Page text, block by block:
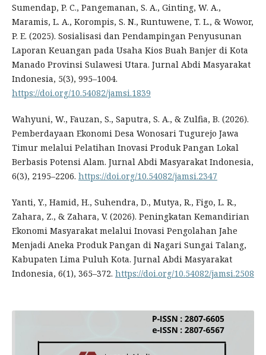
Sumendap, P. C., Pangemanan, S. A., Ginting, W. A.,
Maramis, L. A., Korompis, S. N., Runtuwene, T. L., & Wowor,
P. E. (2025). Sosialisasi dan Pendampingan Penyusunan
Laporan Keuangan pada Usaha Kios Buah Banjer di Kota
Manado Provinsi Sulawesi Utara. Jurnal Abdi Masyarakat
Indonesia, 5(3), 995–1004.
https://doi.org/10.54082/jamsi.1839
Wahyuni, W., Fauzan, S., Saputra, S. A., & Zulfia, B. (2026).
Pemberdayaan Ekonomi Desa Wonosari Tugurejo Jawa
Timur melalui Pelatihan Inovasi Produk Pangan Lokal
Berbasis Potensi Alam. Jurnal Abdi Masyarakat Indonesia,
6(3), 2195–2206. https://doi.org/10.54082/jamsi.2347
Yanti, Y., Hamid, H., Suhendra, D., Mutya, R., Figo, L. R.,
Zahara, Z., & Zahara, V. (2026). Peningkatan Kemandirian
Ekonomi Masyarakat melalui Inovasi Pengolahan Jahe
Menjadi Aneka Produk Pangan di Nagari Sungai Talang,
Kabupaten Lima Puluh Kota. Jurnal Abdi Masyarakat
Indonesia, 6(1), 365–372. https://doi.org/10.54082/jamsi.2508